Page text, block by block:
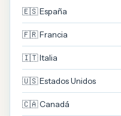
🇪🇸 España
🇫🇷 Francia
🇮🇹 Italia
🇺🇸 Estados Unidos
🇨🇦 Canadá